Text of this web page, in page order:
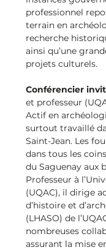
professionnel
terrain en
recherche
ainsi qu’une
projets culturels.
Conférencier
et professeur
Actif en
surtout travaillé
Saint-Jean. Les
dans tous les
du Saguenay aux
Professeur à
(UQAC), il dirige
d’histoire et
(LHASO) de
nombreuses
assurant la mise